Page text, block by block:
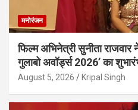
मनोरंजन
फिल्म अभिनेत्री सुनीता
गुलाबो अवॉर्ड्स 2026’ का
August 5, 2026 Kripal Singh